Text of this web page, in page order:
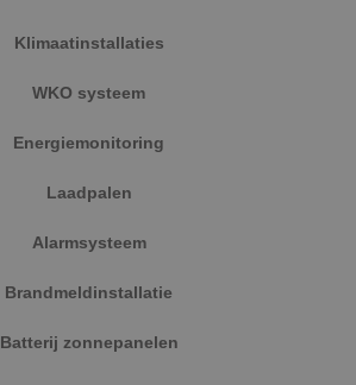
Klimaatinstallaties
WKO systeem
Energiemonitoring
Laadpalen
Alarmsysteem
Brandmeldinstallatie
Batterij zonnepanelen